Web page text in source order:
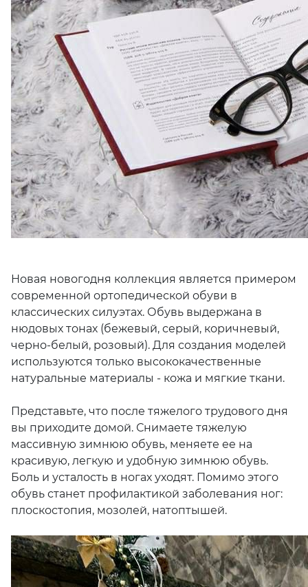
Новая новогодня коллекция является примером
современной ортопедической обуви в
классических силуэтах. Обувь выдержана в
нюдовых тонах (бежевый, серый, коричневый,
черно-белый, розовый). Для создания моделей
используются только высококачественные
натуральные материалы - кожа и мягкие ткани.
Представьте, что после тяжелого трудового дня
вы приходите домой. Снимаете тяжелую
массивную зимнюю обувь, меняете ее на
красивую, легкую и удобную зимнюю обувь.
Боль и усталость в ногах уходят. Помимо этого
обувь станет профилактикой заболевания ног:
плоскостопия, мозолей, натоптышей.